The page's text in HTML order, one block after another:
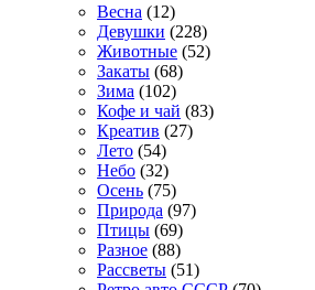
Весна (12)
Девушки (228)
Животные (52)
Закаты (68)
Зима (102)
Кофе и чай (83)
Креатив (27)
Лето (54)
Небо (32)
Осень (75)
Природа (97)
Птицы (69)
Разное (88)
Рассветы (51)